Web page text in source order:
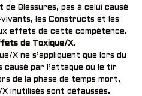
de Blessures, pas à celui causé
les Constructs et les
effets de cette compétence.
de Toxique/X.
X ne s’appliquent que lors du
causé par l’attaque ou le tir
de la phase de temps mort,
inutilisés sont défaussés.